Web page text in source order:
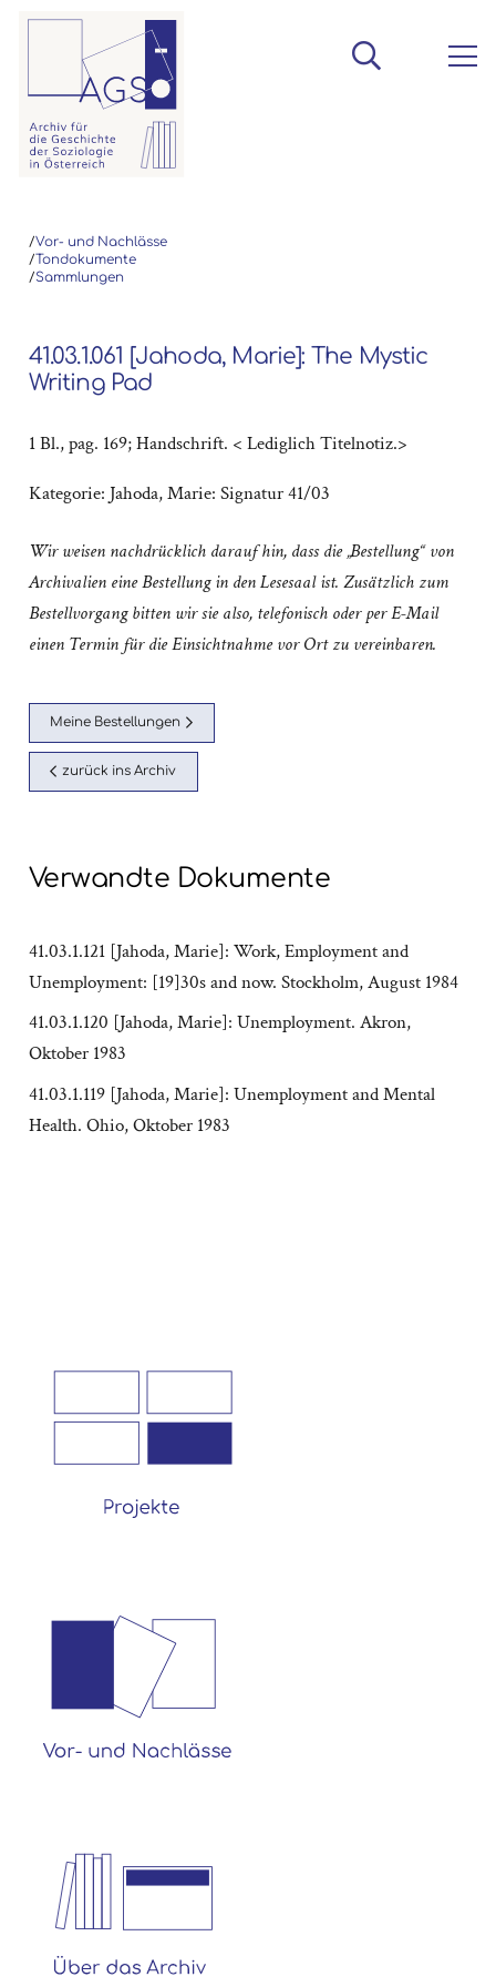
/Vor- und Nachlässe
/Tondokumente
/Sammlungen
41.03.1.061 [Jahoda, Marie]: The Mystic
Writing Pad
1 Bl., pag. 169; Handschrift. < Lediglich Titelnotiz.>
Kategorie: Jahoda, Marie: Signatur 41/03
Wir weisen nachdrücklich darauf hin, dass die „Bestellung“ von
Archivalien eine Bestellung in den Lesesaal ist. Zusätzlich zum
Bestellvorgang bitten wir sie also, telefonisch oder per E-Mail
einen Termin für die Einsichtnahme vor Ort zu vereinbaren.
Meine Bestellungen
zurück ins Archiv
Verwandte Dokumente
41.03.1.121 [Jahoda, Marie]: Work, Employment and
Unemployment: [19]30s and now. Stockholm, August 1984
41.03.1.120 [Jahoda, Marie]: Unemployment. Akron,
Oktober 1983
41.03.1.119 [Jahoda, Marie]: Unemployment and Mental
Health. Ohio, Oktober 1983